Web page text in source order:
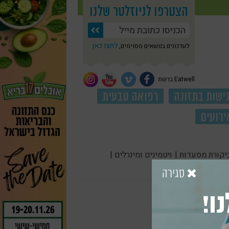
הצטרפו לניוזלטר שלנו
לעדכונים בנושאים מסוימים, לחצו כאן
Eatwell ברשת
גישות בתזונה
רפואה טבעית
מסעדות | ויטמינים ומינרלים |
סגירה